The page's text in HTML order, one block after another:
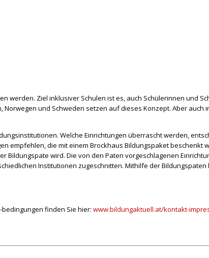
werden. Ziel inklusiver Schulen ist es, auch Schülerinnen und
und Schweden setzen auf dieses Konzept. Aber auch
Welche Einrichtungen überrascht werden,
empfehlen, die mit einem Brockhaus Bildungspaket beschenkt
wird. Die von den Paten vorgeschlagenen
Institutionen zugeschnitten. Mithilfe der
finden Sie hier: www.bildungaktuell.at/kontakt-